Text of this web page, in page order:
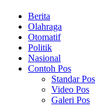
Berita
Olahraga
Otomatif
Politik
Nasional
Contoh Pos
Standar Pos
Video Pos
Galeri Pos